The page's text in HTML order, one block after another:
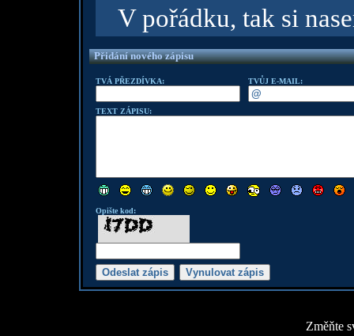
V pořádku, tak si
Přidání nového zápisu
TVÁ PŘEZDÍVKA: TVŮJ E-MAIL:
TEXT ZÁPISU:
Opište kod:
Změňte